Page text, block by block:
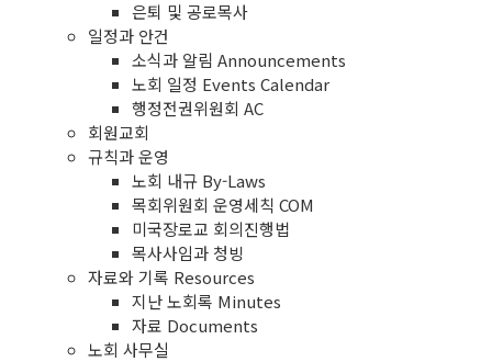
은퇴 및 공로목사
일정과 안건
소식과 알림 Announcements
노회 일정 Events Calendar
행정전권위원회 AC
회원교회
규칙과 운영
노회 내규 By-Laws
목회위원회 운영세칙 COM
미국장로교 회의진행법
목사사임과 청빙
자료와 기록 Resources
지난 노회록 Minutes
자료 Documents
노회 사무실